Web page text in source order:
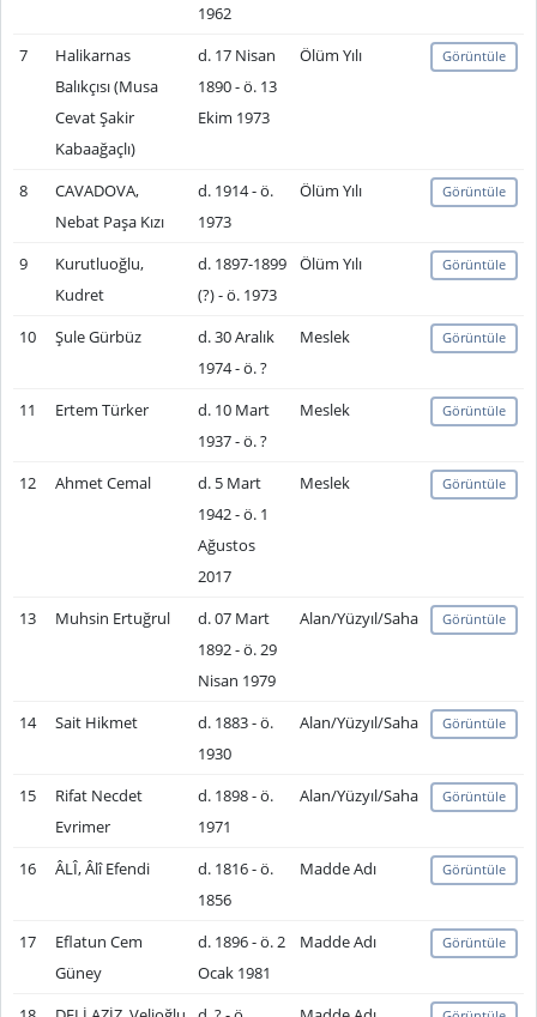
1962
7
Halikarnas
Balıkçısı (Musa
Cevat Şakir
Kabaağaçlı)
d. 17 Nisan
1890 - ö. 13
Ekim 1973
Ölüm Yılı Görüntüle
8
CAVADOVA,
Nebat Paşa Kızı
d. 1914 - ö.
1973
Ölüm Yılı Görüntüle
9
Kurutluoğlu,
Kudret
d. 1897-1899
(?) - ö. 1973
Ölüm Yılı Görüntüle
10 Şule Gürbüz
d. 30 Aralık
1974 - ö. ?
Meslek Görüntüle
11 Ertem Türker
d. 10 Mart
1937 - ö. ?
Meslek Görüntüle
12 Ahmet Cemal
d. 5 Mart
1942 - ö. 1
Ağustos
2017
Meslek Görüntüle
13 Muhsin Ertuğrul
d. 07 Mart
1892 - ö. 29
Nisan 1979
Alan/Yüzyıl/Saha Görüntüle
14 Sait Hikmet
d. 1883 - ö.
1930
Alan/Yüzyıl/Saha Görüntüle
15
Rifat Necdet
Evrimer
d. 1898 - ö.
1971
Alan/Yüzyıl/Saha Görüntüle
16 ÂLÎ, Âlî Efendi
d. 1816 - ö.
1856
Madde Adı Görüntüle
17
Eflatun Cem
Güney
d. 1896 - ö. 2
Ocak 1981
Madde Adı Görüntüle